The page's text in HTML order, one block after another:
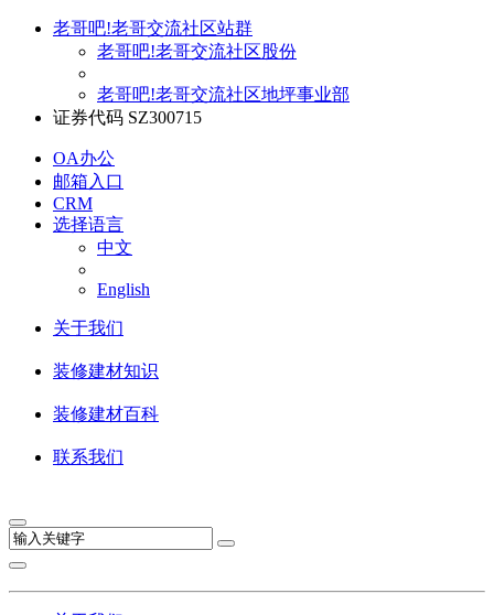
老哥吧!老哥交流社区站群
老哥吧!老哥交流社区股份
老哥吧!老哥交流社区地坪事业部
证券代码 SZ300715
OA办公
邮箱入口
CRM
选择语言
中文
English
关于我们
装修建材知识
装修建材百科
联系我们